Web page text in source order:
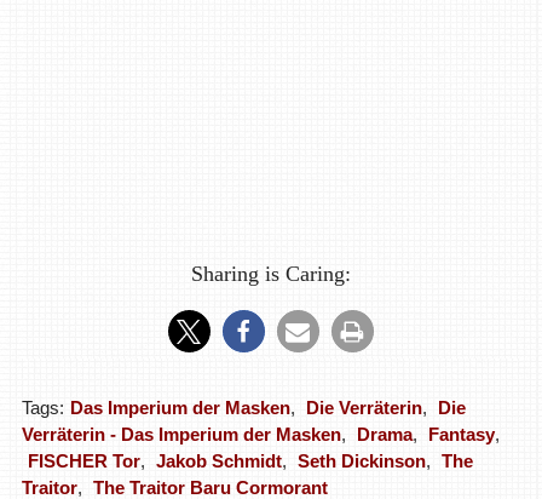
Sharing is Caring:
Tags: Das Imperium der Masken, Die Verräterin,
Die
Verräterin - Das Imperium der Masken, Drama, Fantasy,
FISCHER Tor, Jakob Schmidt, Seth Dickinson, The
Traitor, The Traitor Baru Cormorant